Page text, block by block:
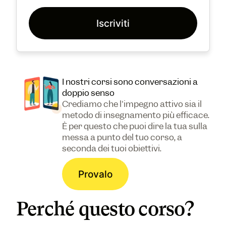
Iscriviti
I nostri corsi sono conversazioni a
doppio senso
Crediamo che l'impegno attivo sia il
metodo di insegnamento più efficace.
È per questo che puoi dire la tua sulla
messa a punto del tuo corso, a
seconda dei tuoi obiettivi.
Provalo
Perché questo corso?